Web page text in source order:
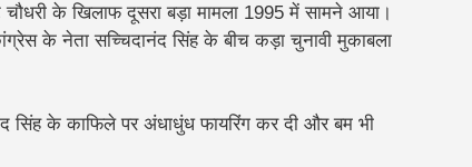
चौधरी के खिलाफ दूसरा बड़ा मामला 1995 में सामने आया।
के नेतासच्चिदानंद सिंहके बीच कड़ा चुनावी मुकाबला
सिंह के काफिले पर अंधाधुंध फायरिंग कर दी और बम भी